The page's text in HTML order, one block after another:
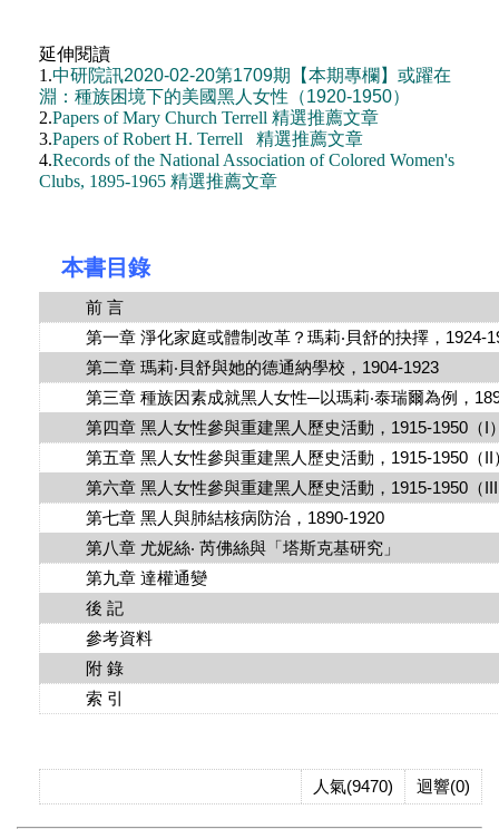
延伸閱讀
1.中研院訊2020-02-20第1709期【本期專欄】或躍在
淵：種族困境下的美國黑人女性（1920-1950）
2.Papers of Mary Church Terrell 精選推薦文章
3.Papers of Robert H. Terrell 精選推薦文章
4.Records of the National Association of Colored Women's
Clubs, 1895-1965 精選推薦文章
本書目錄
前 言
第一章 淨化家庭或體制改革？瑪莉‧貝舒的抉擇，1924-
第二章 瑪莉‧貝舒與她的德通納學校，1904-1923
第三章 種族因素成就黑人女性─以瑪莉‧泰瑞爾為例，
第四章 黑人女性參與重建黑人歷史活動，1915-1950（I
第五章 黑人女性參與重建黑人歷史活動，1915-1950（II
第六章 黑人女性參與重建黑人歷史活動，1915-1950（
第七章 黑人與肺結核病防治，1890-1920
第八章 尤妮絲‧ 芮佛絲與「塔斯克基研究」
第九章 達權通變
後 記
參考資料
附 錄
索 引
迴響(0)
人氣(9470)